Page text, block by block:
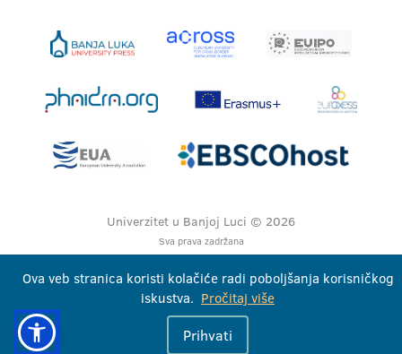
Univerzitet u Banjoj Luci © 2026
Sva prava zadržana
Ova veb stranica koristi kolačiće radi poboljšanja korisničkog
iskustva. Pročitaj više
Prihvati